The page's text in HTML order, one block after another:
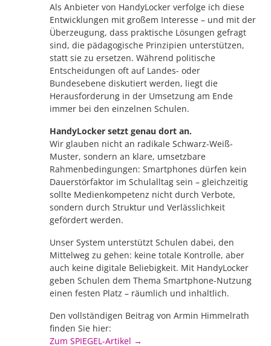
Als Anbieter von HandyLocker verfolge ich diese
Entwicklungen mit großem Interesse – und mit der
Überzeugung, dass praktische Lösungen gefragt
sind, die pädagogische Prinzipien unterstützen,
statt sie zu ersetzen. Während politische
Entscheidungen oft auf Landes- oder
Bundesebene diskutiert werden, liegt die
Herausforderung in der Umsetzung am Ende
immer bei den einzelnen Schulen.
HandyLocker setzt genau dort an.
Wir glauben nicht an radikale Schwarz-Weiß-
Muster, sondern an klare, umsetzbare
Rahmenbedingungen: Smartphones dürfen kein
Dauerstörfaktor im Schulalltag sein – gleichzeitig
sollte Medienkompetenz nicht durch Verbote,
sondern durch Struktur und Verlässlichkeit
gefördert werden.
Unser System unterstützt Schulen dabei, den
Mittelweg zu gehen: keine totale Kontrolle, aber
auch keine digitale Beliebigkeit. Mit HandyLocker
geben Schulen dem Thema Smartphone-Nutzung
einen festen Platz – räumlich und inhaltlich.
Den vollständigen Beitrag von Armin Himmelrath
finden Sie hier:
Zum SPIEGEL-Artikel →